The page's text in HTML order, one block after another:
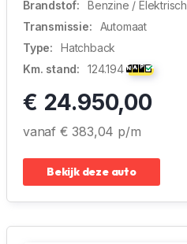
Brandstof:
Benzine / Elektrisch
Transmissie:
Automaat
Type:
Hatchback
Km. stand:
124.194
€ 24.950,00
vanaf € 383,04 p/m
Bekijk deze auto